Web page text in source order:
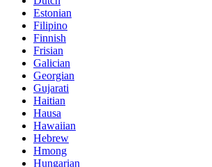
Estonian
Filipino
Finnish
Frisian
Galician
Georgian
Gujarati
Haitian
Hausa
Hawaiian
Hebrew
Hmong
Hungarian